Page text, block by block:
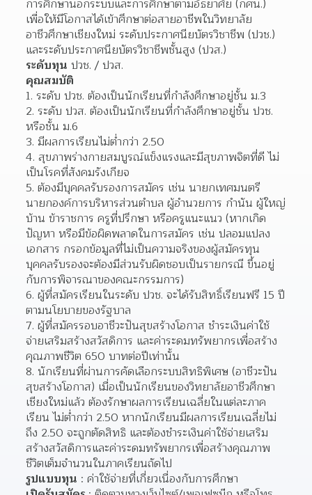
การศึกษานอกระบบและการศึกษาตามอัธยาศัย (กศน.)
เพื่อให้มีโอกาสได้เข้าศึกษาต่อสายอาชีพในวิทยาลัย
อาชีวศึกษาเชียงใหม่ ระดับประกาศนียบัตรวิชาชีพ (ปวช.)
และระดับประกาศนียบัตรวิชาชีพชั้นสูง (ปวส.)
ระดับทุน ปวช. / ปวส.
คุณสมบัติ
1. ระดับ ปวช. ต้องเป็นนักเรียนที่กำลังศึกษาอยู่ชั้น ม.3
2. ระดับ ปวส. ต้องเป็นนักเรียนที่กำลังศึกษาอยู่ชั้น ปวช.
หรือชั้น ม.6
3. มีผลการเรียนไม่ต่ำกว่า 2.50
4. สุขภาพร่างกายสมบูรณ์แข็งแรงและมีสุขภาพจิตที่ดี ไม่
เป็นโรคที่สังคมรังเกียจ
5. ต้องมีบุคคลรับรองการสมัคร เช่น นายกเทศมนตรี
นายกองค์การบริหารส่วนตำบล ผู้อำนวยการ กำนัน ผู้ใหญ่
บ้าน ข้าราชการ ครูที่ปรึกษา หรือครูแนะแนว (หากเกิด
ปัญหา หรือมีข้อผิดพลาดในการสมัคร เช่น ปลอมแปลง
เอกสาร กรอกข้อมูลที่ไม่เป็นความจริงของผู้สมัครทุน
บุคคลรับรองจะต้องมีส่วนรับผิดชอบเป็นรายกรณี ขึ้นอยู่
กับการพิจารณาของคณะกรรมการ)
6. ผู้ที่สมัครเรียนในระดับ ปวช. จะได้รับสิทธิ์เรียนฟรี 15 ปี
ตามนโยบายของรัฐบาล
7. ผู้ที่สมัครรอบอาชีวะปันสุขสร้างโอกาส ชำระเงินค่าใช้
จ่ายเสริมสร้างสวัสดิการ และค่าระดมทรัพยากรเพื่อสร้าง
คุณภาพชีวิต 650 บาทต่อปีเท่านั้น
8. นักเรียนที่ผ่านการคัดเลือกระบบสิทธิพิเศษ (อาชีวะปัน
สุขสร้างโอกาส) เมื่อเป็นนักเรียนของวิทยาลัยอาชีวศึกษา
เชียงใหม่แล้ว ต้องรักษาผลการเรียนเฉลี่ยในแต่ละภาค
เรียน ไม่ต่ำกว่า 2.50 หากนักเรียนมีผลการเรียนเฉลี่ยไม่
ถึง 2.50 จะถูกตัดสิทธิ และต้องชำระเงินค่าใช้จ่ายเสริม
สร้างสวัสดิการและค่าระดมทรัพยากรเพื่อสร้างคุณภาพ
ชีวิตเต็มจำนวนในภาคเรียนถัดไป
รูปแบบทุน : ค่าใช้จ่ายที่เกี่ยวเนื่องกับการศึกษา